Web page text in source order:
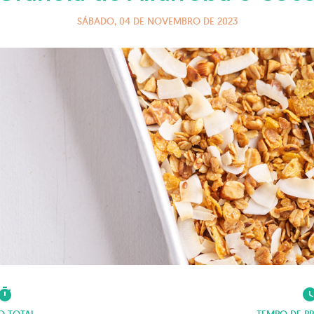
SÁBADO, 04 DE NOVEMBRO DE 2023